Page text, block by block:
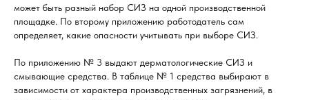
может быть разный набор СИЗ на одной производственной
площадке. По второму приложению работодатель сам
определяет, какие опасности учитывать при выборе СИЗ.
По приложению № 3 выдают дерматологические СИЗ и
смывающие средства. В таблице № 1 средства выбирают в
зависимости от характера производственных загрязнений, в